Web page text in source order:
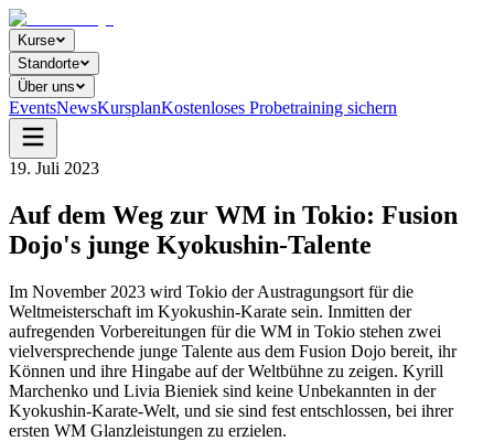
Kurse
Standorte
Über uns
EventsNewsKursplanKostenloses Probetraining sichern
19. Juli 2023
Auf dem Weg zur WM in Tokio: Fusion
Dojo's junge Kyokushin-Talente
Im November 2023 wird Tokio der Austragungsort für die
Weltmeisterschaft im Kyokushin-Karate sein. Inmitten der
aufregenden Vorbereitungen für die WM in Tokio stehen zwei
vielversprechende junge Talente aus dem Fusion Dojo bereit, ihr
Können und ihre Hingabe auf der Weltbühne zu zeigen. Kyrill
Marchenko und Livia Bieniek sind keine Unbekannten in der
Kyokushin-Karate-Welt, und sie sind fest entschlossen, bei ihrer
ersten WM Glanzleistungen zu erzielen.